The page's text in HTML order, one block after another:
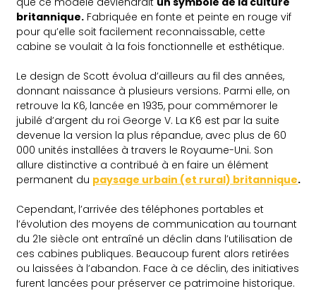
britannique. Fabriquée en fonte et peinte en rouge vif
pour qu’elle soit facilement reconnaissable, cette
cabine se voulait à la fois fonctionnelle et esthétique.
Le design de Scott évolua d’ailleurs au fil des années,
donnant naissance à plusieurs versions. Parmi elle, on
retrouve la K6, lancée en 1935, pour commémorer le
jubilé d’argent du roi George V. La K6 est par la suite
devenue la version la plus répandue, avec plus de 60
000 unités installées à travers le Royaume-Uni. Son
allure distinctive a contribué à en faire un élément
permanent du paysage urbain (et rural) britannique.
Cependant, l’arrivée des téléphones portables et
l’évolution des moyens de communication au tournant
du 21e siècle ont entraîné un déclin dans l’utilisation de
ces cabines publiques. Beaucoup furent alors retirées
ou laissées à l’abandon. Face à ce déclin, des initiatives
furent lancées pour préserver ce patrimoine historique.